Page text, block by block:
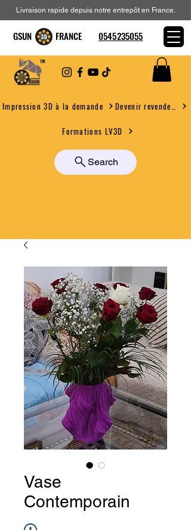
Impression 3D à la demande
Formations LV3D
Search
Livraison rapide depuis notre entrepôt en France.
GSUN FRANCE 0545235055
Vase
Contemporain